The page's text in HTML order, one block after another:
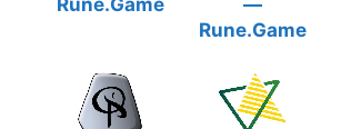
Rune.Game
—
Rune.Game